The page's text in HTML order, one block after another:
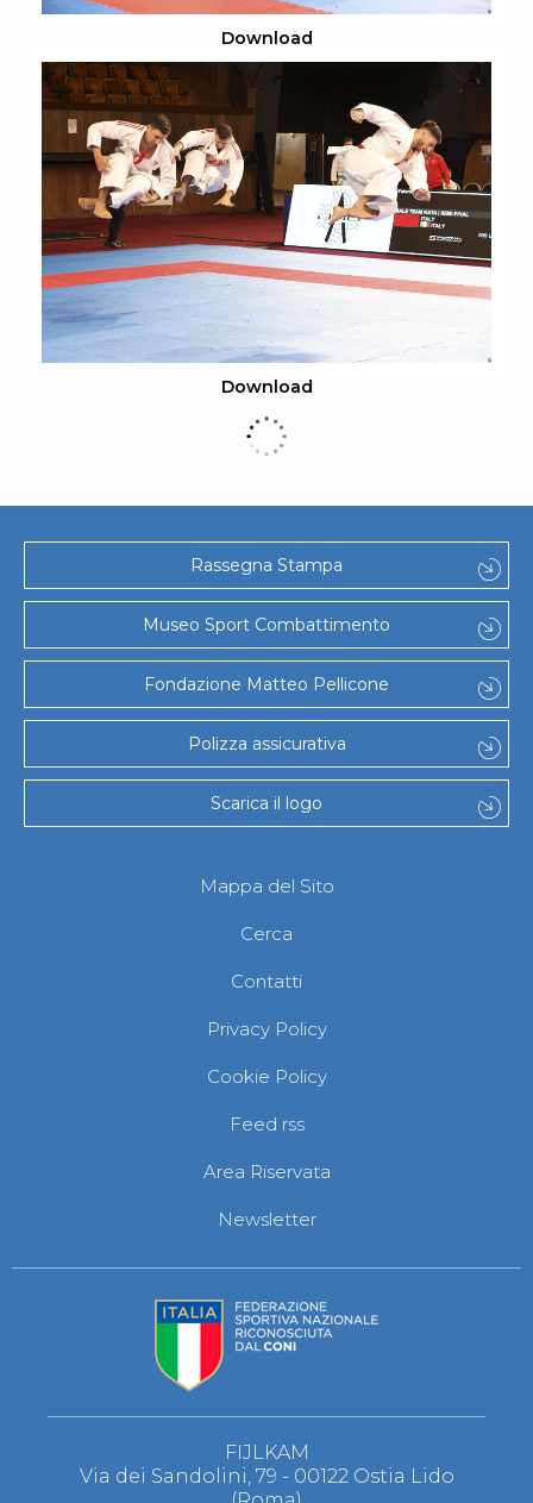
Download
Download
Rassegna Stampa
Museo Sport Combattimento
Fondazione Matteo Pellicone
Polizza assicurativa
Scarica il logo
Mappa del Sito
Cerca
Contatti
Privacy Policy
Cookie Policy
Feed rss
Area Riservata
Newsletter
FIJLKAM
Via dei Sandolini, 79 - 00122 Ostia Lido